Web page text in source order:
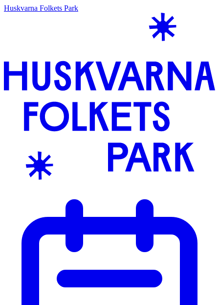
Huskvarna Folkets Park